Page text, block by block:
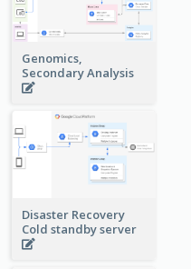
Genomics,
Secondary Analysis
Disaster Recovery
Cold standby server